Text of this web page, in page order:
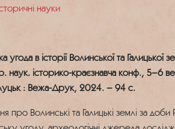
науки
в історії Волинської та Галицької
наук. історико-краєзнавча конф.,
: Вежа-Друк, 2024. – 94 c.
про Волинські та Галицькі землі за доби